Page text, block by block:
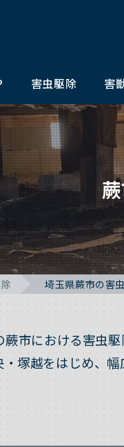
害虫駆除 害
埼玉県蕨市の害
市における害虫
塚越をはじめ、